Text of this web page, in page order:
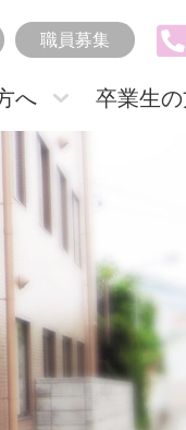
職員募集
へ 卒業生